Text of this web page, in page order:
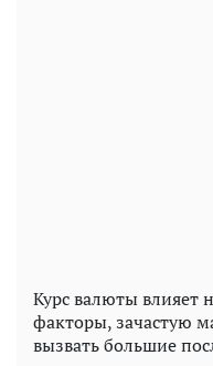
Курс валюты влияет
факторы, зачастую
вызвать большие